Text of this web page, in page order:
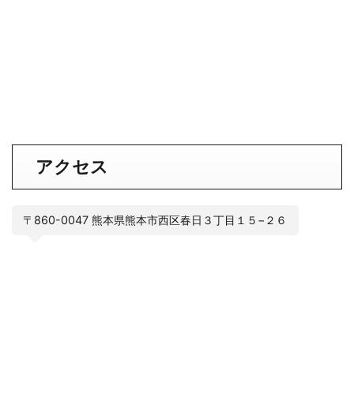
アクセス
〒860-0047 熊本県熊本市西区春日３丁目１５−２６